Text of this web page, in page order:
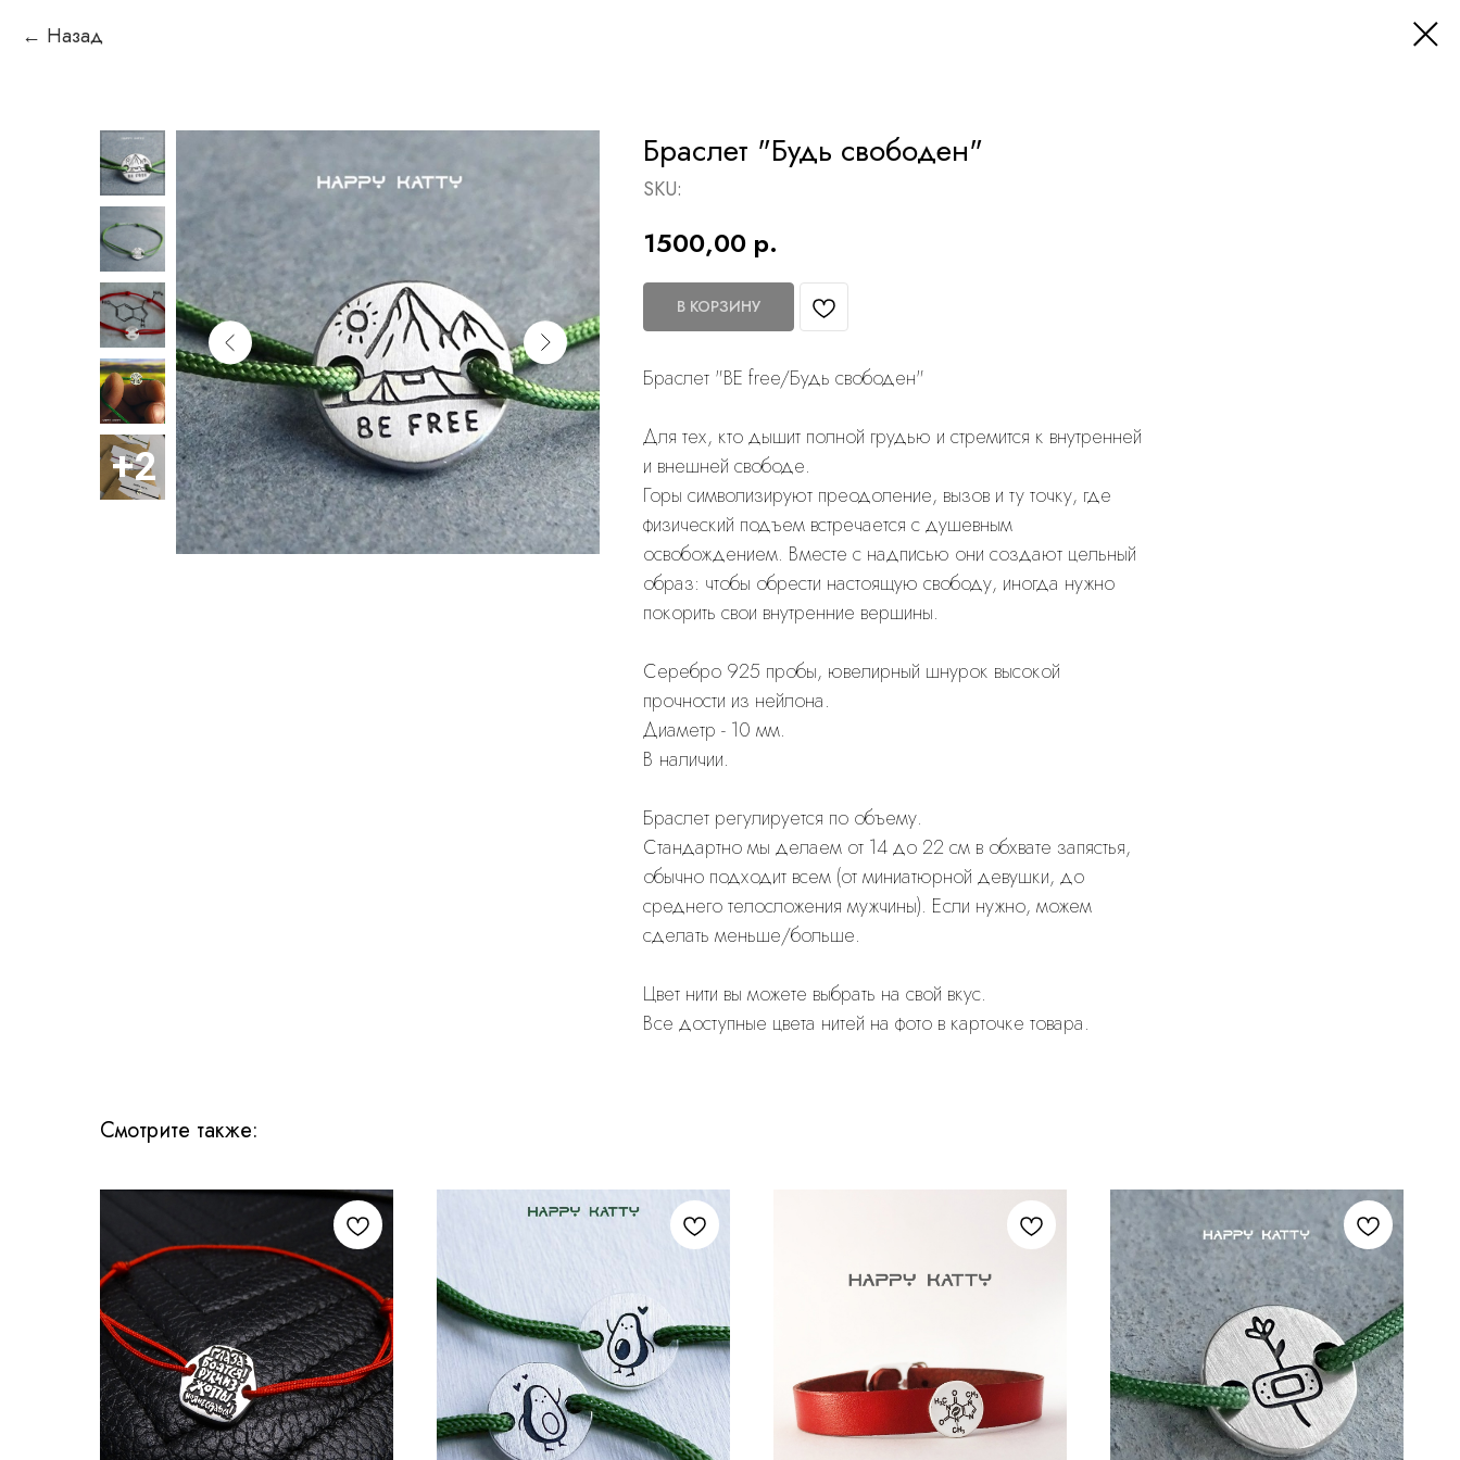
Назад
Браслет "Будь свободен"
SKU:
1500,00 р.
В КОРЗИНУ
Браслет "BE free/Будь свободен"
Для тех, кто дышит полной грудью и стремится к внутренней
и внешней свободе.
Горы символизируют преодоление, вызов и ту точку, где
физический подъем встречается с душевным
освобождением. Вместе с надписью они создают цельный
образ: чтобы обрести настоящую свободу, иногда нужно
покорить свои внутренние вершины.
Cеребро 925 пробы, ювелирный шнурок высокой
прочности из нейлона.
Диаметр - 10 мм.
В наличии.
Браслет регулируется по объему.
Стандартно мы делаем от 14 до 22 см в обхвате запястья,
обычно подходит всем (от миниатюрной девушки, до
среднего телосложения мужчины). Если нужно, можем
сделать меньше/больше.
Цвет нити вы можете выбрать на свой вкус.
Все доступные цвета нитей на фото в карточке товара.
Смотрите также: